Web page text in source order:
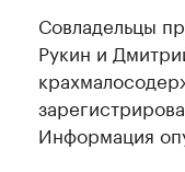
Совладельцы
Рукин и
Информация